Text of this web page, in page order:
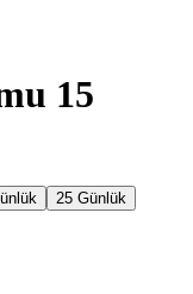
15
25 Günlük